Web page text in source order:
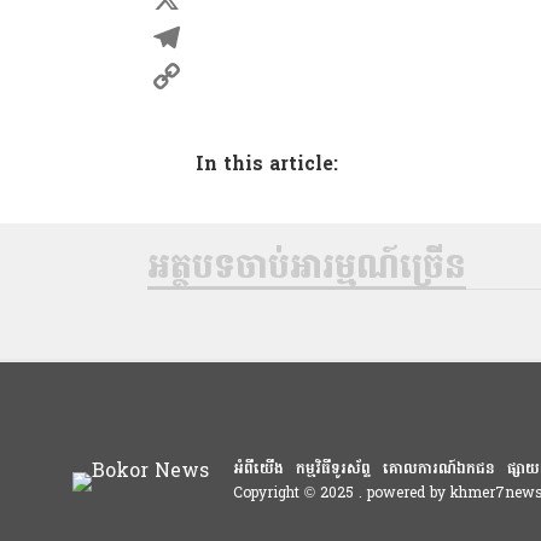
a
c
k
X
T
r
L
In this article:
អត្ថបទចាប់អារម្មណ៍ច្រើន
អំពីយើង កម្មវិធីទូរស័ព្ទ គោលការណ៍ឯកជន
ផ្សា
Copyright © 2025 . powered by khmer7news